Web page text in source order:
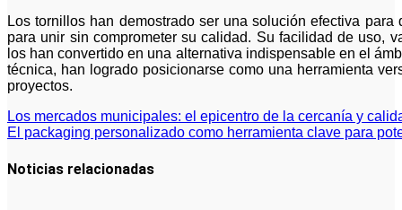
Los tornillos han demostrado ser una solución efectiva
para unir sin comprometer su calidad. Su facilidad de uso,
los han convertido en una alternativa indispensable en el
técnica, han logrado posicionarse como una herramienta
proyectos.
Navegación
de
entradas
Los mercados municipales: el epicentro de la cercanía y
El packaging personalizado como herramienta clave para
Noticias relacionadas